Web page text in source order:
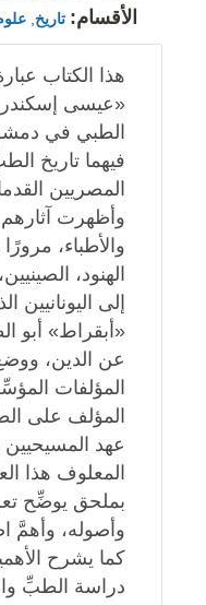
الأقسام: تاريخ
هذا الكتاب
«عيسى إسكندر
فيهما تاريخ
المصريين
وأظهرت
والأطباء،
الهنود،
إلى اليونانيين
«أبقراط» أبو
عن الدين،
المؤلفات
المؤلف على
عهد المسيحيين
المعلوف هذا
بملحق يوضِّح
وأصوله، وأهمَّ
كما يشرح
دراسة الطبِّ